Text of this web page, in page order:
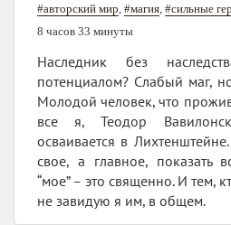
#авторский мир #магия #сильные
8 часов 33 минуты
Наследник без
потенциалом? Слабый маг,
Молодой человек, что
все я, Теодор
осваивается в
свое, а главное, показать
“мое” – это священно. И тем,
не завидую я им, в общем.